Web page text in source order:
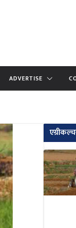
ADVERTISE